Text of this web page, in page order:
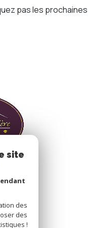
pas les
site
des
des
!